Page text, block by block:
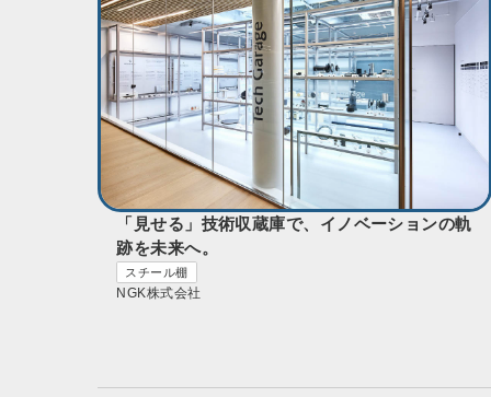
「見せる」技術収蔵庫で、イノベーションの軌
跡を未来へ。
スチール棚
NGK株式会社